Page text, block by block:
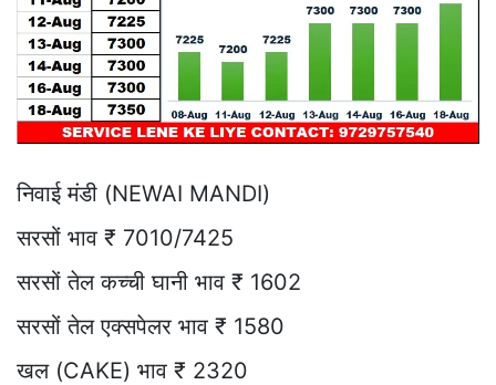
निवाई मंडी (NEWAI MANDI)
सरसों भाव ₹ 7010/7425
सरसों तेल कच्ची घानी भाव ₹ 1602
सरसों तेल एक्सपेलर भाव ₹ 1580
खल (CAKE) भाव ₹ 2320